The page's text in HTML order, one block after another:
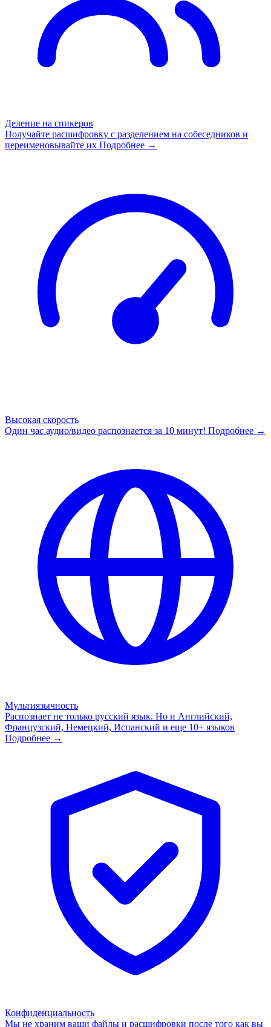
Деление на спикеров
Получайте расшифровку с разделением на собеседников и
переименовывайте их Подробнее →
Высокая скорость
Один час аудио/видео распознается за 10 минут! Подробнее →
Мультиязычность
Распознает не только русский язык. Но и Английский,
Французский, Немецкий, Испанский и еще 10+ языков
Подробнее →
Конфиденциальность
Мы не храним ваши файлы и расшифровки после того как вы